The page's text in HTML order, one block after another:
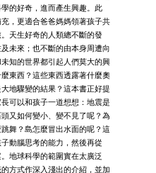
的好奇，進而產生興趣。此
，更適合爸爸媽媽領著孩子共
天生好奇的人類總不斷的發
未來；也不斷的由本身周遭向
知的世界都引起人們莫大的興
東西？這些東西透露著什麼奧
地驟變的結果？這本書正好提
可以和孩子一道想想：地震是
又如何變小、變不見了呢？為
舞？島怎麼冒出水面的呢？這
動腦思考的能力，然後再從
地球科學的範圍實在太廣泛
方式作深入淺出的介紹，並加